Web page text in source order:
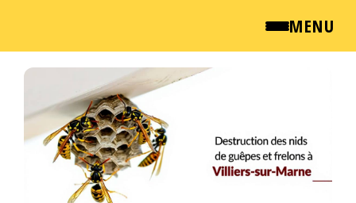
MENU
QUI SOMMES NOUS ?
NEWSROOM
TARIFS
Passer
contenu